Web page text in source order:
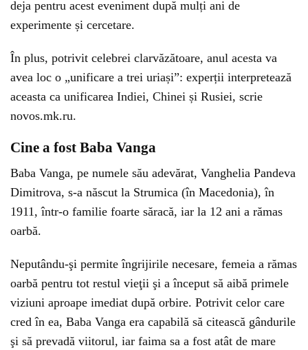
deja pentru acest eveniment după mulți ani de
experimente și cercetare.
În plus, potrivit celebrei clarvăzătoare, anul acesta va
avea loc o „unificare a trei uriași”: experții interpretează
aceasta ca unificarea Indiei, Chinei și Rusiei, scrie
novos.mk.ru.
Cine a fost Baba Vanga
Baba Vanga, pe numele său adevărat, Vanghelia Pandeva
Dimitrova, s-a născut la Strumica (în Macedonia), în
1911, într-o familie foarte săracă, iar la 12 ani a rămas
oarbă.
Neputându-şi permite îngrijirile necesare, femeia a rămas
oarbă pentru tot restul vieţii şi a început să aibă primele
viziuni aproape imediat după orbire. Potrivit celor care
cred în ea, Baba Vanga era capabilă să citească gândurile
şi să prevadă viitorul, iar faima sa a fost atât de mare